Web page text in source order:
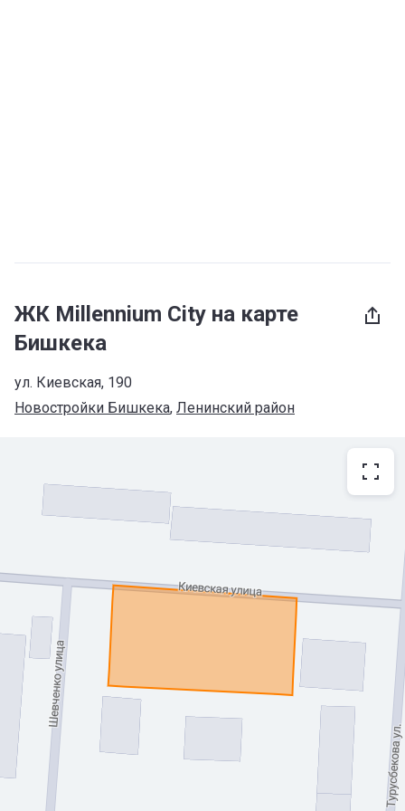
ЖК Millennium City на карте
Бишкека
ул. Киевская, 190
Новостройки Бишкека, Ленинский район